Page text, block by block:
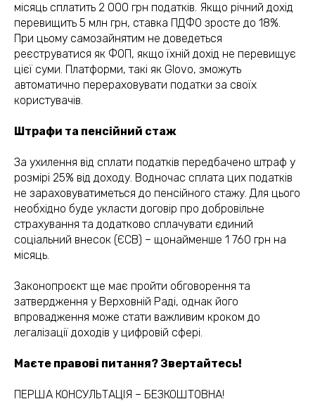
місяць сплатить 2 000 грн податків. Якщо річний дохід
перевищить 5 млн грн, ставка ПДФО зросте до 18%.
При цьому самозайнятим не доведеться
реєструватися як ФОП, якщо їхній дохід не перевищує
цієї суми. Платформи, такі як Glovo, зможуть
автоматично перераховувати податки за своїх
користувачів.
Штрафи та пенсійний стаж
За ухилення від сплати податків передбачено штраф у
розмірі 25% від доходу. Водночас сплата цих податків
не зараховуватиметься до пенсійного стажу. Для цього
необхідно буде укласти договір про добровільне
страхування та додатково сплачувати єдиний
соціальний внесок (ЄСВ) – щонайменше 1 760 грн на
місяць.
Законопроєкт ще має пройти обговорення та
затвердження у Верховній Раді, однак його
впровадження може стати важливим кроком до
легалізації доходів у цифровій сфері.
Маєте правові питання? Звертайтесь!
ПЕРША КОНСУЛЬТАЦІЯ – БЕЗКОШТОВНА!
Політика конфіденційності
Договір публічної оферти
(050) 309-40-25
jur.kiev.ua@gmail.com